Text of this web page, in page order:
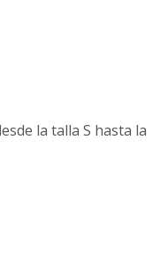
la talla S hasta la